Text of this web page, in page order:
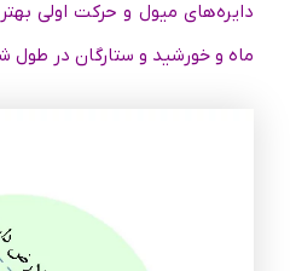
دایره‌های میول و حرکت اولی
ماه و خورشید و ستارگان در طول